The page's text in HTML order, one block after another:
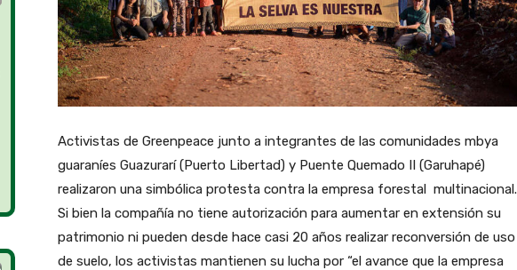
Activistas de Greenpeace junto a integrantes de las comunidades mbya
guaraníes Guazurarí (Puerto Libertad) y Puente Quemado II (Garuhapé)
realizaron una simbólica protesta contra la empresa forestal multinacional.
Si bien la compañía no tiene autorización para aumentar en extensión su
patrimonio ni pueden desde hace casi 20 años realizar reconversión de uso
de suelo, los activistas mantienen su lucha por “el avance que la empresa